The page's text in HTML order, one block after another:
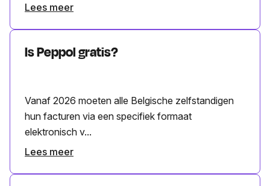
Lees meer
Is Peppol gratis?
Vanaf 2026 moeten alle Belgische zelfstandigen
hun facturen via een specifiek formaat
elektronisch v...
Lees meer